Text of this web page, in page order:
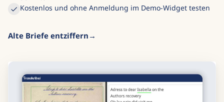
Kostenlos und ohne Anmeldung im Demo-Widget testen
Alte Briefe entziffern